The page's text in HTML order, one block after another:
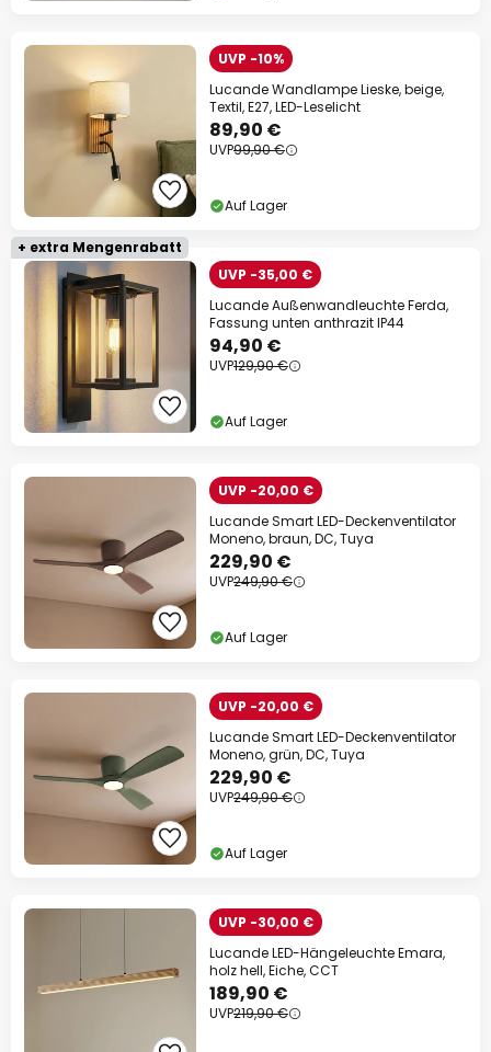
UVP -10%
Lucande Wandlampe Lieske, beige,
Textil, E27, LED-Leselicht
89,90 €
UVP99,90 €
Auf Lager
+ extra Mengenrabatt
UVP -35,00 €
Lucande Außenwandleuchte Ferda,
Fassung unten anthrazit IP44
94,90 €
UVP129,90 €
Auf Lager
UVP -20,00 €
Lucande Smart LED-Deckenventilator
Moneno, braun, DC, Tuya
229,90 €
UVP249,90 €
Auf Lager
UVP -20,00 €
Lucande Smart LED-Deckenventilator
Moneno, grün, DC, Tuya
229,90 €
UVP249,90 €
Auf Lager
UVP -30,00 €
Lucande LED-Hängeleuchte Emara,
holz hell, Eiche, CCT
189,90 €
UVP219,90 €